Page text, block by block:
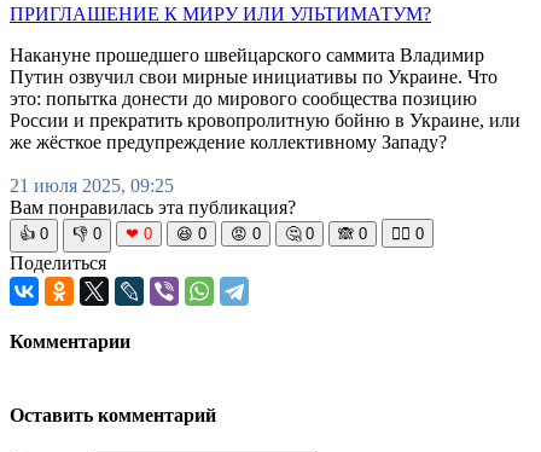
ПРИГЛАШЕНИЕ К МИРУ ИЛИ УЛЬТИМАТУМ?
Накануне прошедшего швейцарского саммита Владимир
Путин озвучил свои мирные инициативы по Украине. Что
это: попытка донести до мирового сообщества позицию
России и прекратить кровопролитную бойню в Украине, или
же жёсткое предупреждение коллективному Западу?
21 июля 2025, 09:25
Вам понравилась эта публикация?
👍 0 👎 0 ❤ 0 😆 0 😡 0 🤔 0 🙈 0 🧘‍♀️ 0
Поделиться
Комментарии
Оставить комментарий